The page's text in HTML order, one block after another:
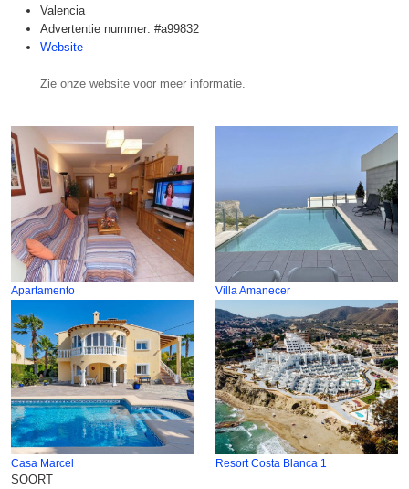
Valencia
Advertentie nummer: #a99832
Website
Zie onze website voor meer informatie.
Apartamento Villa Amanecer
Casa Marcel Resort Costa Blanca 1
SOORT